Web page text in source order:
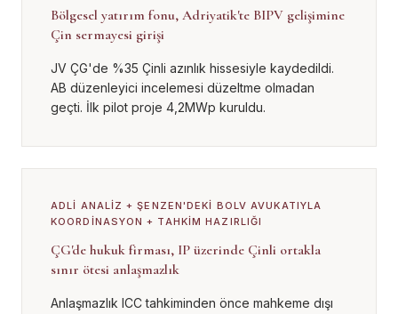
Bölgesel yatırım fonu, Adriyatik'te BIPV gelişimine
Çin sermayesi girişi
JV ÇG'de %35 Çinli azınlık hissesiyle kaydedildi.
AB düzenleyici incelemesi düzeltme olmadan
geçti. İlk pilot proje 4,2MWp kuruldu.
ADLI ANALIZ + ŞENZEN'DEKI BOLV AVUKATIYLA
KOORDINASYON + TAHKIM HAZIRLIĞI
ÇG'de hukuk firması, IP üzerinde Çinli ortakla
sınır ötesi anlaşmazlık
Anlaşmazlık ICC tahkiminden önce mahkeme dışı